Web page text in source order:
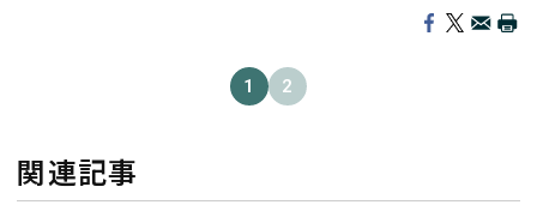
1 2
関連記事